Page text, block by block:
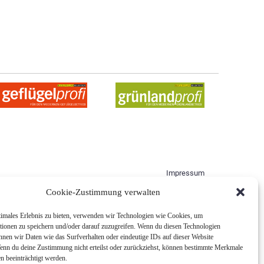
Cookie-Zustimmung verwalten
Erlebnis zu bieten, verwenden wir Technologien wie Cookies, um
zu speichern und/oder darauf zuzugreifen. Wenn du diesen Technologien
wir Daten wie das Surfverhalten oder eindeutige IDs auf dieser Website
du deine Zustimmung nicht erteilst oder zurückziehst, können bestimmte Merkmale
beeinträchtigt werden.
Impressum
Allgemeine Geschäftsbedingungen